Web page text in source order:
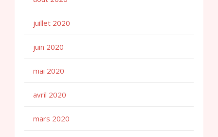
juillet 2020
juin 2020
mai 2020
avril 2020
mars 2020